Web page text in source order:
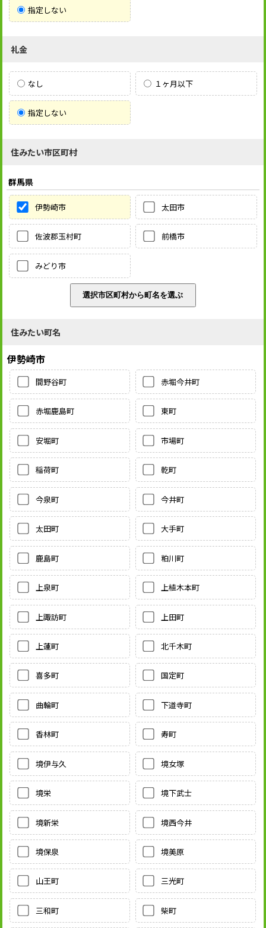
指定しない
礼金
なし １ヶ月以下
指定しない
住みたい市区町村
群馬県
伊勢崎市 太田市
佐波郡玉村町 前橋市
みどり市
住みたい町名
伊勢崎市
間野谷町 赤堀今井町
赤堀鹿島町 東町
安堀町 市場町
稲荷町 乾町
今泉町 今井町
太田町 大手町
鹿島町 粕川町
上泉町 上植木本町
上諏訪町 上田町
上蓮町 北千木町
喜多町 国定町
曲輪町 下道寺町
香林町 寿町
境伊与久 境女塚
境栄 境下武士
境新栄 境西今井
境保泉 境美原
山王町 三光町
三和町 柴町